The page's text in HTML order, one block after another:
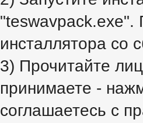
"teswavpack.exe".
инсталлятора со
3) Прочитайте
принимаете -
соглашаетесь с